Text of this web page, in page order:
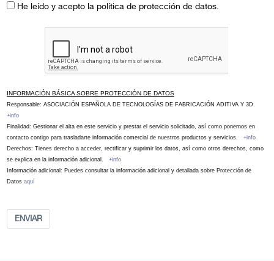
He leído y acepto la política de protección de datos.
INFORMACIÓN BÁSICA SOBRE PROTECCIÓN DE DATOS
Responsable: ASOCIACIÓN ESPAÑOLA DE TECNOLOGÍAS DE FABRICACIÓN ADITIVA Y 3D.
+info
Finalidad: Gestionar el alta en este servicio y prestar el servicio solicitado, así como ponernos en
contacto contigo para trasladarte información comercial de nuestros productos y servicios. +info
Derechos: Tienes derecho a acceder, rectificar y suprimir los datos, así como otros derechos, como
se explica en la información adicional. +info
Información adicional: Puedes consultar la información adicional y detallada sobre Protección de
Datos aquí
ENVIAR